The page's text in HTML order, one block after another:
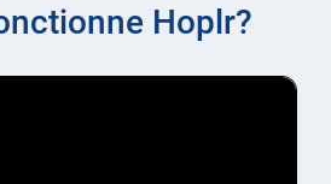
Hoplr?